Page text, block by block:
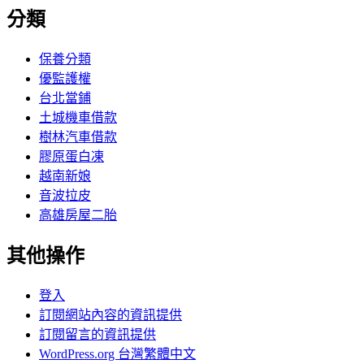
分類
保養分類
優監護權
台北當鋪
土城機車借款
樹林汽車借款
膠原蛋白凍
越南新娘
音波拉皮
高雄房屋二胎
其他操作
登入
訂閱網站內容的資訊提供
訂閱留言的資訊提供
WordPress.org 台灣繁體中文